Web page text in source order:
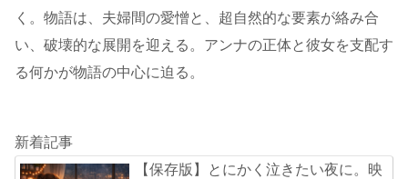
く。物語は、夫婦間の愛憎と、超自然的な要素が絡み合
い、破壊的な展開を迎える。アンナの正体と彼女を支配す
る何かが物語の中心に迫る。
新着記事
【保存版】とにかく泣きたい夜に。映